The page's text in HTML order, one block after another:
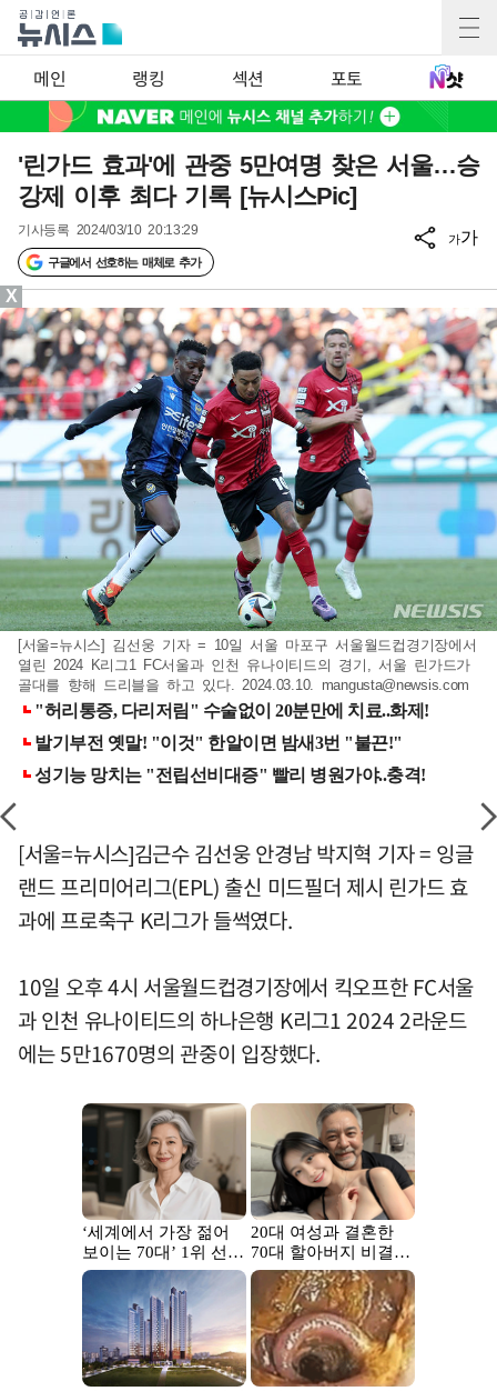
메인 랭킹 섹션 포토
'린가드 효과'에 관중 5만여명 찾은 서울…승
강제 이후 최다 기록 [뉴시스Pic]
기사등록 2024/03/10 20:13:29
구글에서 선호하는 매체로 추가
가가
[서울=뉴시스] 김선웅 기자 = 10일 서울 마포구 서울월드컵경기장에서
열린 2024 K리그1 FC서울과 인천 유나이티드의 경기, 서울 린가드가
골대를 향해 드리블을 하고 있다. 2024.03.10. mangusta@newsis.com
[서울=뉴시스]김근수 김선웅 안경남 박지혁 기자 = 잉글
랜드 프리미어리그(EPL) 출신 미드필더 제시 린가드 효
과에 프로축구 K리그가 들썩였다.
10일 오후 4시 서울월드컵경기장에서 킥오프한 FC서울
과 인천 유나이티드의 하나은행 K리그1 2024 2라운드
에는 5만1670명의 관중이 입장했다.
X